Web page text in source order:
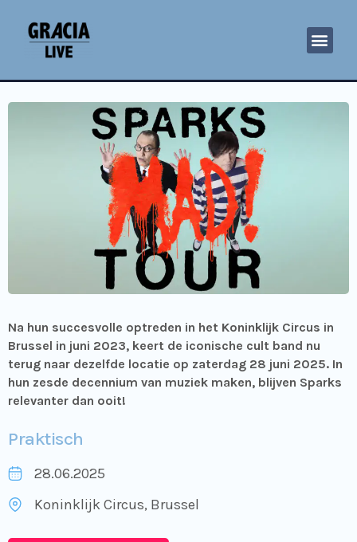
Na hun succesvolle optreden in het Koninklijk Circus in
Brussel in juni 2023, keert de iconische cult band nu
terug naar dezelfde locatie op zaterdag 28 juni 2025. In
hun zesde decennium van muziek maken, blijven Sparks
relevanter dan ooit!
Praktisch
28.06.2025
Koninklijk Circus, Brussel